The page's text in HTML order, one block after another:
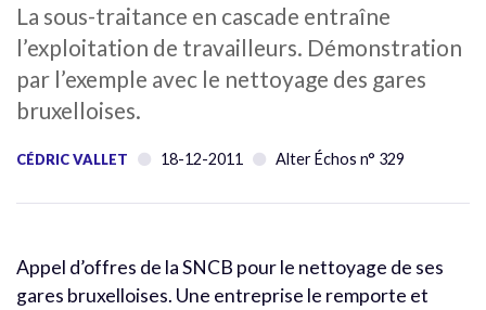
La sous-traitance en cascade entraîne
l’exploitation de travailleurs. Démonstration
par l’exemple avec le nettoyage des gares
bruxelloises.
CÉDRIC VALLET 18-12-2011 Alter Échos n° 329
Appel d’offres de la SNCB pour le nettoyage de ses
gares bruxelloises. Une entreprise le remporte et